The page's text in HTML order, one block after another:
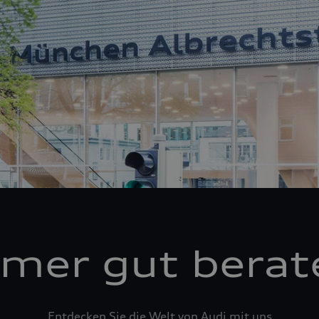
gut
Entdecken Sie die Welt von Audi mit uns